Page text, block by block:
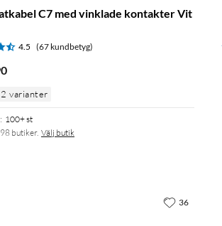
C7 med vinklade kontakter Vit
4.5 (67 kundbetyg)
varianter
: 100+ st
butiker. Välj butik
36